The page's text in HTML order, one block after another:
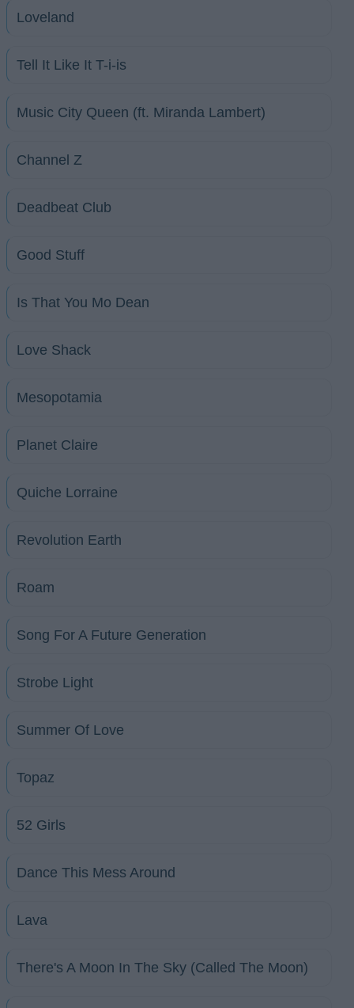
Loveland
Tell It Like It T-i-is
Music City Queen (ft. Miranda Lambert)
Channel Z
Deadbeat Club
Good Stuff
Is That You Mo Dean
Love Shack
Mesopotamia
Planet Claire
Quiche Lorraine
Revolution Earth
Roam
Song For A Future Generation
Strobe Light
Summer Of Love
Topaz
52 Girls
Dance This Mess Around
Lava
There's A Moon In The Sky (Called The Moon)